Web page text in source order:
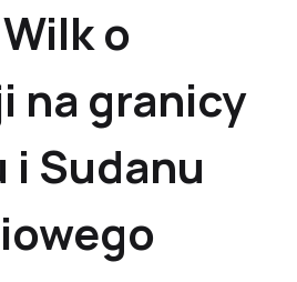
o
na granicy
i Sudanu